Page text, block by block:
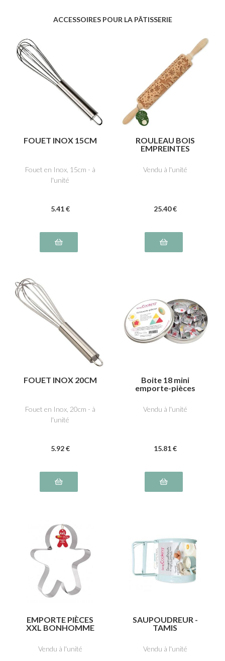
ACCESSOIRES POUR LA PÂTISSERIE
FOUET INOX 15CM
Fouet en Inox, 15cm - à
l'unité
5.41 €
ROULEAU BOIS
EMPREINTES
Vendu à l'unité
25.40 €
FOUET INOX 20CM
Fouet en Inox, 20cm - à
l'unité
5.92 €
Boite 18 mini
emporte-pièces
Vendu à l'unité
15.81 €
EMPORTE PIÈCES
XXL BONHOMME
Vendu à l'unité
SAUPOUDREUR -
TAMIS
Vendu à l'unité